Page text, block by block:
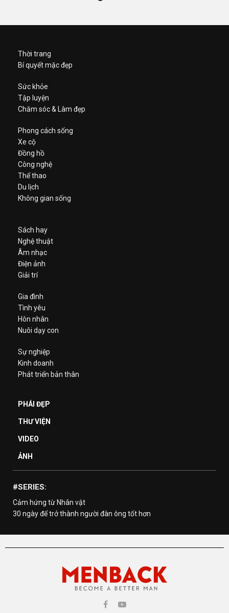
Thời trang
Bí quyết mặc đẹp
Sức khỏe
Tập luyện
Chăm sóc & Làm đẹp
Phong cách sống
Xe cộ
Đồng hồ
Công nghệ
Thể thao
Du lịch
Không gian sống
Sách hay
Nghệ thuật
Âm nhạc
Điện ảnh
Giải trí
Gia đình
Tình yêu
Hôn nhân
Nuôi dạy con
Sự nghiệp
Kinh doanh
Phát triển bản thân
PHÁI ĐẸP
THƯ VIỆN
VIDEO
ẢNH
#SERIES:
Cảm hứng từ Nhân vật
30 ngày để trở thành người đàn ông tốt hơn